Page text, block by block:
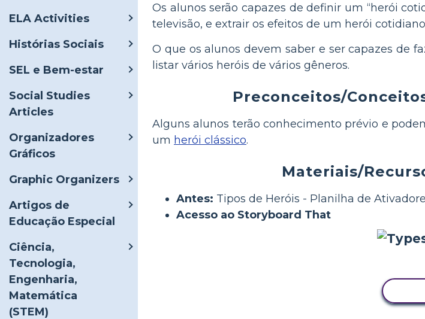
ELA Activities
Histórias Sociais
SEL e Bem-estar
Social Studies
Articles
Organizadores
Gráficos
Graphic Organizers
Artigos de
Educação Especial
Ciência,
Tecnologia,
Engenharia,
Matemática
(STEM)
Os alunos serão capazes de definir um “herói
televisão, e extrair os efeitos de um herói
O que os alunos devem saber e ser capazes de
listar vários heróis de vários gêneros.
Preconceitos/
Alguns alunos terão conhecimento prévio e
um herói clássico.
Materiais/
Antes: Tipos de Heróis - Planilha de
Acesso ao Storyboard That